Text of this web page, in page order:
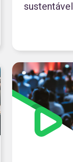
sustentável